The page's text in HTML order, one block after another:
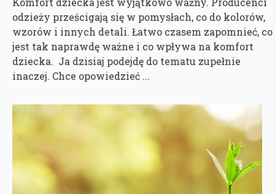
odzieży prześcigają się w pomysłach, co do kolorów,
wzorów i innych detali. Łatwo czasem zapomnieć, co
jest tak naprawdę ważne i co wpływa na komfort
dziecka. Ja dzisiaj podejdę do tematu zupełnie
inaczej. Chce opowiedzieć ...